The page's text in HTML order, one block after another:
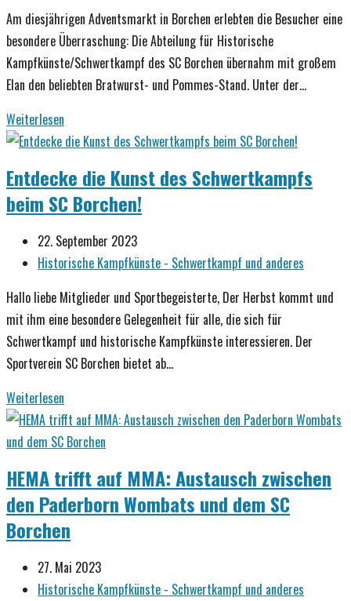
Am diesjährigen Adventsmarkt in Borchen erlebten die Besucher eine
besondere Überraschung: Die Abteilung für Historische
Kampfkünste/Schwertkampf des SC Borchen übernahm mit großem
Elan den beliebten Bratwurst- und Pommes-Stand. Unter der…
Weiterlesen
kulinarischer
am
Adventsmarkt:
Schwertkampf-
Stand
des
SC
Borchen
Entdecke die Kunst des Schwertkampfs
beim SC Borchen!
Beitrag
veröffentlicht:
22. September 2023
Beitrags-
Historische Kampfkünste - Schwertkampf und anderes
Hallo liebe Mitglieder und Sportbegeisterte, Der Herbst kommt und
mit ihm eine besondere Gelegenheit für alle, die sich für
Schwertkampf und historische Kampfkünste interessieren. Der
Sportverein SC Borchen bietet ab…
Weiterlesen
die
Kunst
Schwertkampfs
beim
SC
HEMA trifft auf MMA: Austausch zwischen
den Paderborn Wombats und dem SC
Borchen
Beitrag
veröffentlicht:
27. Mai 2023
Beitrags-
Historische Kampfkünste - Schwertkampf und anderes